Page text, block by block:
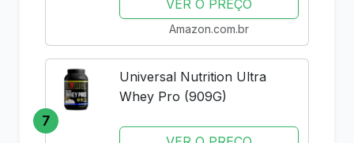
VER O PREÇO
Amazon.com.br
7
Universal Nutrition Ultra
Whey Pro (909G)